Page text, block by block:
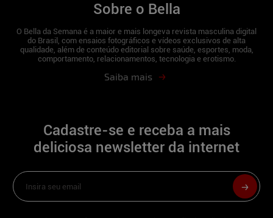
Sobre o Bella
O Bella da Semana é a maior e mais longeva revista masculina digital
do Brasil, com ensaios fotográficos e vídeos exclusivos de alta
qualidade, além de conteúdo editorial sobre saúde, esportes, moda,
comportamento, relacionamentos, tecnologia e erotismo.
Saiba mais
Cadastre-se e receba a mais
deliciosa newsletter da internet